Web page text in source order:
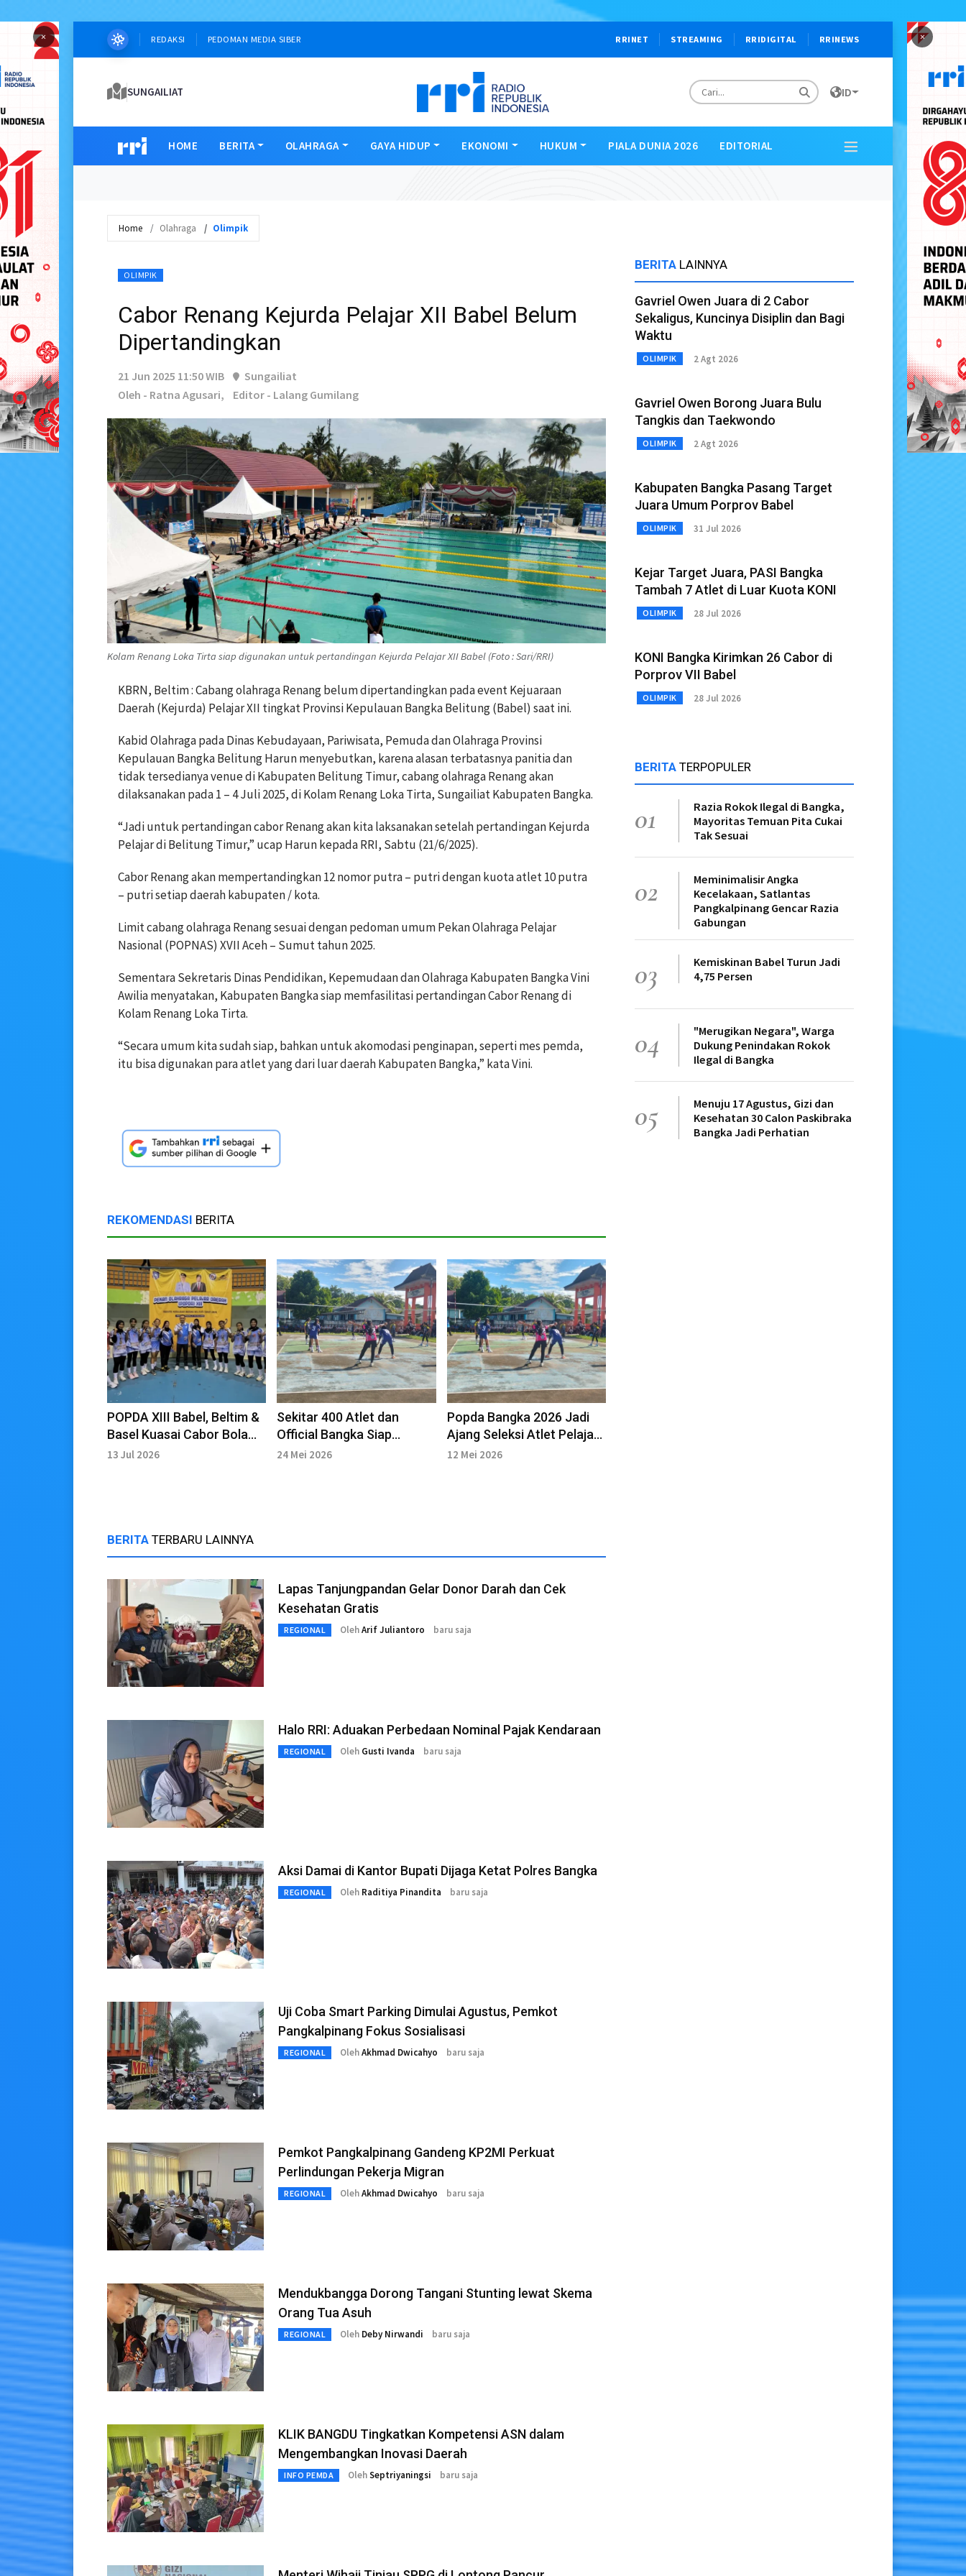
× ×
REDAKSI PEDOMAN MEDIA SIBER RRINET STREAMING RRIDIGITAL RRINEWS
SUNGAILIAT ID
HOME BERITA OLAHRAGA GAYA HIDUP EKONOMI HUKUM PIALA DUNIA 2026 EDITORIAL
Home Olahraga Olimpik
OLIMPIK
Cabor Renang Kejurda Pelajar XII Babel Belum
Dipertandingkan
21 Jun 2025 11:50 WIB
Sungailiat
Oleh - Ratna Agusari,
Editor - Lalang Gumilang
Kolam Renang Loka Tirta siap digunakan untuk pertandingan Kejurda Pelajar XII Babel (Foto : Sari/RRI)
KBRN, Beltim : Cabang olahraga Renang belum dipertandingkan pada event Kejuaraan
Daerah (Kejurda) Pelajar XII tingkat Provinsi Kepulauan Bangka Belitung (Babel) saat ini.
Kabid Olahraga pada Dinas Kebudayaan, Pariwisata, Pemuda dan Olahraga Provinsi
Kepulauan Bangka Belitung Harun menyebutkan, karena alasan terbatasnya panitia dan
tidak tersedianya venue di Kabupaten Belitung Timur, cabang olahraga Renang akan
dilaksanakan pada 1 – 4 Juli 2025, di Kolam Renang Loka Tirta, Sungailiat Kabupaten Bangka.
“Jadi untuk pertandingan cabor Renang akan kita laksanakan setelah pertandingan Kejurda
Pelajar di Belitung Timur,” ucap Harun kepada RRI, Sabtu (21/6/2025).
Cabor Renang akan mempertandingkan 12 nomor putra – putri dengan kuota atlet 10 putra
– putri setiap daerah kabupaten / kota.
Limit cabang olahraga Renang sesuai dengan pedoman umum Pekan Olahraga Pelajar
Nasional (POPNAS) XVII Aceh – Sumut tahun 2025.
Sementara Sekretaris Dinas Pendidikan, Kepemudaan dan Olahraga Kabupaten Bangka Vini
Awilia menyatakan, Kabupaten Bangka siap memfasilitasi pertandingan Cabor Renang di
Kolam Renang Loka Tirta.
“Secara umum kita sudah siap, bahkan untuk akomodasi penginapan, seperti mes pemda,
itu bisa digunakan para atlet yang dari luar daerah Kabupaten Bangka,” kata Vini.
REKOMENDASI BERITA
POPDA XIII Babel, Beltim &
Basel Kuasai Cabor Bola
Voli
13 Jul 2026
Sekitar 400 Atlet dan
Official Bangka Siap
Berlaga di Porprov 2026
24 Mei 2026
Popda Bangka 2026 Jadi
Ajang Seleksi Atlet Pelajar
Berprestasi
12 Mei 2026
BERITA TERBARU LAINNYA
Lapas Tanjungpandan Gelar Donor Darah dan Cek
Kesehatan Gratis
REGIONAL OlehArif Juliantoro baru saja
Halo RRI: Aduakan Perbedaan Nominal Pajak Kendaraan
REGIONAL Oleh Gusti Ivanda baru saja
Aksi Damai di Kantor Bupati Dijaga Ketat Polres Bangka
REGIONAL Oleh Raditiya Pinandita baru saja
Uji Coba Smart Parking Dimulai Agustus, Pemkot
Pangkalpinang Fokus Sosialisasi
REGIONAL OlehAkhmad Dwicahyo baru saja
Pemkot Pangkalpinang Gandeng KP2MI Perkuat
Perlindungan Pekerja Migran
REGIONAL OlehAkhmad Dwicahyo baru saja
Mendukbangga Dorong Tangani Stunting lewat Skema
Orang Tua Asuh
REGIONAL Oleh Deby Nirwandi baru saja
KLIK BANGDU Tingkatkan Kompetensi ASN dalam
Mengembangkan Inovasi Daerah
INFO PEMDA OlehSeptriyaningsi baru saja
BERITA LAINNYA
Gavriel Owen Juara di 2 Cabor
Sekaligus, Kuncinya Disiplin dan Bagi
Waktu
OLIMPIK 2 Agt 2026
Gavriel Owen Borong Juara Bulu
Tangkis dan Taekwondo
OLIMPIK 2 Agt 2026
Kabupaten Bangka Pasang Target
Juara Umum Porprov Babel
OLIMPIK 31 Jul 2026
Kejar Target Juara, PASI Bangka
Tambah 7 Atlet di Luar Kuota KONI
OLIMPIK 28 Jul 2026
KONI Bangka Kirimkan 26 Cabor di
Porprov VII Babel
OLIMPIK 28 Jul 2026
BERITA TERPOPULER
01
Razia Rokok Ilegal di Bangka,
Mayoritas Temuan Pita Cukai
Tak Sesuai
02
Meminimalisir Angka
Kecelakaan, Satlantas
Pangkalpinang Gencar Razia
Gabungan
03
Kemiskinan Babel Turun Jadi
4,75 Persen
04
"Merugikan Negara", Warga
Dukung Penindakan Rokok
Ilegal di Bangka
05
Menuju 17 Agustus, Gizi dan
Kesehatan 30 Calon Paskibraka
Bangka Jadi Perhatian